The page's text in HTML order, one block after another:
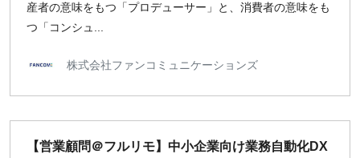
産者の意味をもつ「プロデューサー」と、消費者の意味をも
つ「コンシュ...
株式会社ファンコミュニケーションズ
【営業顧問＠フルリモ】中小企業向け業務自動化DX